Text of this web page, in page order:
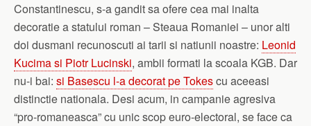
Constantinescu, s-a gandit sa ofere cea mai inalta
decoratie a statului roman – Steaua Romaniei – unor alti
doi dusmani recunoscuti ai tarii si natiunii noastre: Leonid
Kucima si Piotr Lucinski, ambii formati la scoala KGB. Dar
nu-i bai: si Basescu l-a decorat pe Tokescu aceeasi
distinctie nationala. Desi acum, in campanie agresiva
“pro-romaneasca” cu unic scop euro-electoral, se face ca